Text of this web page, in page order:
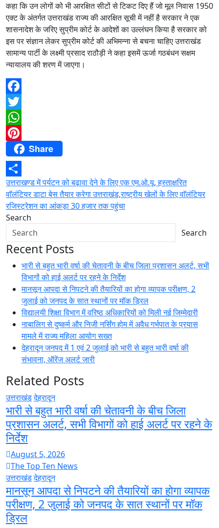
कहा कि उन लोगों को भी आरक्षित सीटों से टिकट दिए हैं जो मूल निवास 1950
एक्ट के अंतर्गत उत्तराखंड राज्य की आरक्षित सूची में नहीं है सरकार ने एक
शासनादेश के जरिए सुप्रीम कोर्ट के आदेशों का उल्लंघन किया है सरकार को
इस पर संज्ञान लेकर सुप्रीम कोर्ट की अभिमन्ना से बचना चाहिए उत्तराखंड
सामान्य पार्टी के लक्ष्मी प्रसाद राठौड़ी ने कहा इसमें ऊर्जा गठबंधन सक्षम
न्यायालय की शरण में जाएगा।
Facebook
Twitter
WhatsApp
PinterestShare
Share
Post
navigation
उत्तराखण्ड में पर्यटन को बढ़ावा देने के लिए एक एम.ओ.यू. हस्ताक्षरित
वाॅलंटियर डाटा बेस तैयार करेगा उत्तराखंड,राष्ट्रीय खेलों के लिए वाॅलंटियर
रजिस्ट्रेशन का आंकड़ा 30 हजार तक पहुंचा
Search
Search
Recent Posts
भारी से बहुत भारी वर्षा की चेतावनी के बीच जिला प्रशासन अलर्ट, सभी
विभागों को हाई अलर्ट पर रहने के निर्देश
मानसून आपदा से निपटने की तैयारियों का होगा व्यापक परीक्षण, 2
जुलाई को जनपद के सात स्थानों पर मॉक ड्रिल
विद्यालयी शिक्षा विभाग में वरिष्ठ अधिकारियों को मिली नई जिम्मेदारी
नाबालिग से दुष्कर्म और निजी नर्सिंग होम में अवैध गर्भपात के प्रयास
मामले में राज्य महिला आयोग सख्त
देहरादून जनपद में 1 एवं 2 जुलाई को भारी से बहुत भारी वर्षा की
संभावना, ऑरेंज अलर्ट जारी
Related Posts
उत्तराखंडदेहरादून
भारी से बहुत भारी वर्षा की चेतावनी के बीच जिला
प्रशासन अलर्ट, सभी विभागों को हाई अलर्ट पर रहने के
निर्देश
August 5, 2026
The Top Ten News
उत्तराखंडदेहरादून
मानसून आपदा से निपटने की तैयारियों का होगा व्यापक
परीक्षण, 2 जुलाई को जनपद के सात स्थानों पर मॉक
ड्रिल